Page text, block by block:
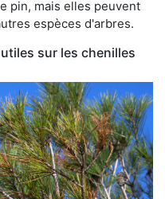
pin, mais elles peuvent
espèces d'arbres.
sur les chenilles